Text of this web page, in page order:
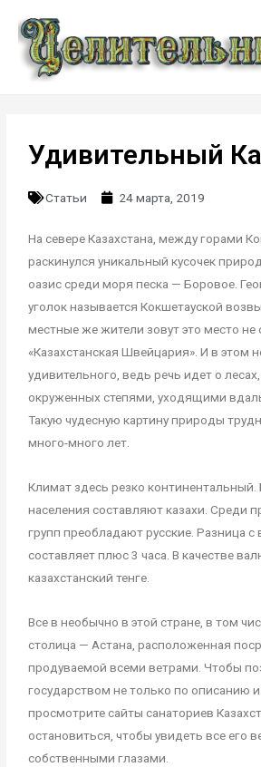
Удивительный
Статьи 24 марта, 2019
На севере Казахстана, между горами
раскинулся уникальный кусочек
оазис среди моря песка — Боровое.
уголок называется Кокшетауской
местные же жители зовут это место не
«Казахстанская Швейцария». И в этом
удивительного, ведь речь идет о
окруженных степями, уходящими
Такую чудесную картину природы
много-много лет.
Климат здесь резко континентальный.
населения составляют казахи. Среди
групп преобладают русские. Разница
составляет плюс 3 часа. В качестве
казахстанский тенге.
Все в необычно в этой стране, в том
столица — Астана, расположенная
продуваемой всеми ветрами. Чтобы
государством не только по описанию и
просмотритесайты санаториев
остановиться, чтобы увидеть все его
собственными глазами.